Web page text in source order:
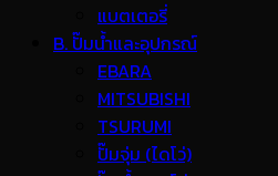
แบตเตอรี่
B. ปั๊มน้ำและอุปกรณ์
EBARA
MITSUBISHI
TSURUMI
ปั๊มจุ่ม (ไดโว่)